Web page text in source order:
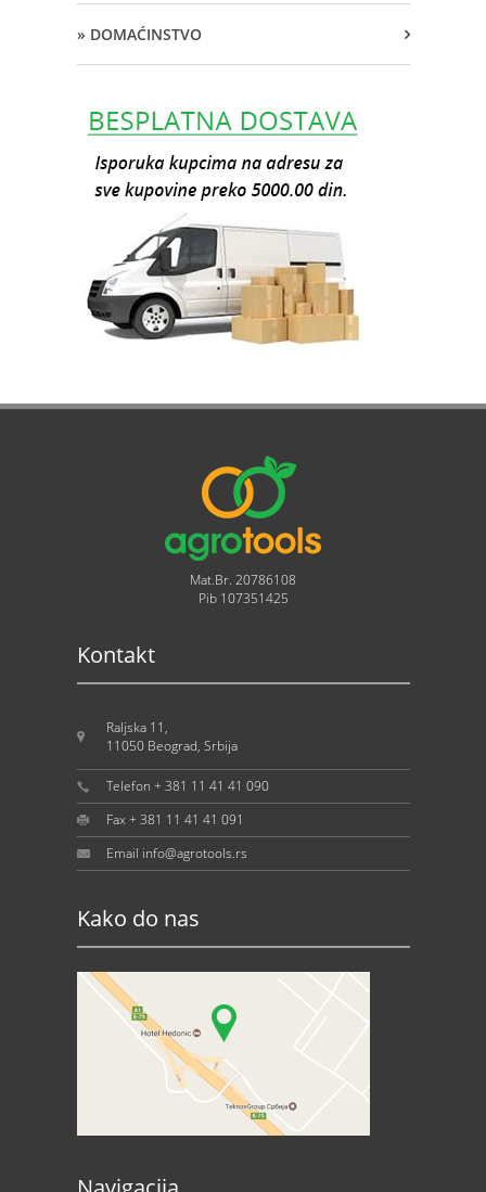
» DOMAĆINSTVO
Mat.Br. 20786108
Pib 107351425
Kontakt
Raljska 11,
11050 Beograd, Srbija
Telefon + 381 11 41 41 090
Fax + 381 11 41 41 091
Email info@agrotools.rs
Kako do nas